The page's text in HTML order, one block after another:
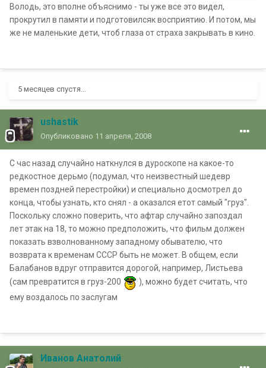
Володь, это вполне объяснимо - ты уже все это видел,
прокрутил в памяти и подготовилсяк восприятию. И потом, мы
же не маленькие дети, чтоб глаза от страха закрывать в кино.
5 месяцев спустя...
ushastik
Опубликовано 11 апреля, 2008
С час назад случайно наткнулся в дуроскопе на какое-то
редкостное дерьмо (подумал, что неизвестный шедевр
времен поздней перестройки) и специально досмотрел до
конца, чтобы узнать, кто снял - а оказался етот самый "груз".
Поскольку сложно поверить, что афтар случайно запоздал
лет этак на 18, то можно предположить, что фильм должен
показать взволнованному западному обывателю, что
возврата к временам СССР быть не может. В общем, если
Балабанов вдруг отправится дорогой, например, Листьева
(сам превратится в груз-200
), можно будет считать, что
ему воздалось по заслугам
Иванов Анатолий